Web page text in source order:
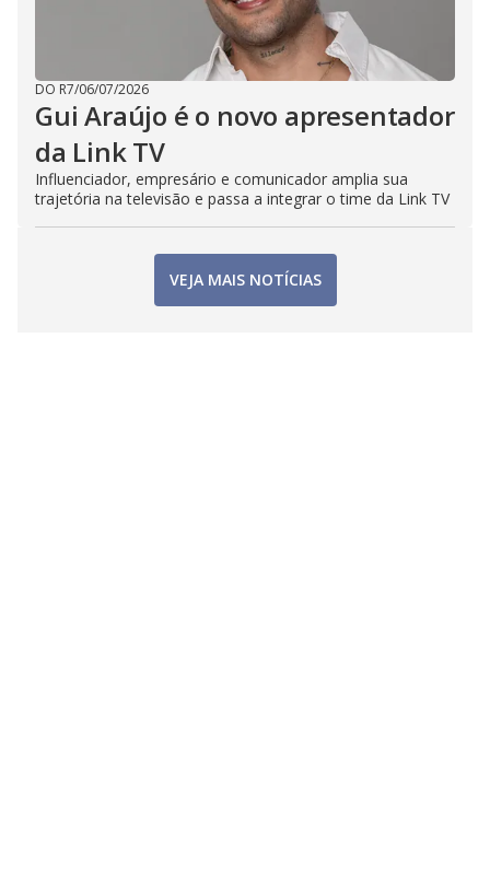
DO R7/06/07/2026
Gui Araújo é o novo apresentador
da Link TV
Influenciador, empresário e comunicador amplia sua
trajetória na televisão e passa a integrar o time da Link TV
VEJA MAIS NOTÍCIAS